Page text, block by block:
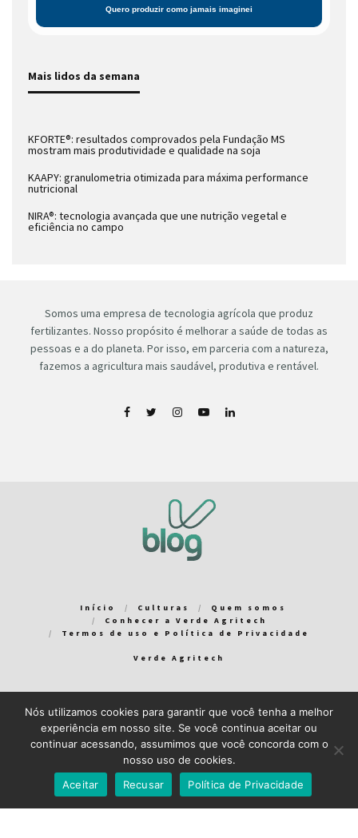
Mais lidos da semana
KFORTE®: resultados comprovados pela Fundação MS
mostram mais produtividade e qualidade na soja
KAAPY: granulometria otimizada para máxima performance
nutricional
NIRA®: tecnologia avançada que une nutrição vegetal e
eficiência no campo
Somos uma empresa de tecnologia agrícola que produz
fertilizantes. Nosso propósito é melhorar a saúde de todas as
pessoas e a do planeta. Por isso, em parceria com a natureza,
fazemos a agricultura mais saudável, produtiva e rentável.
Início Culturas
Quem somos
Conhecer a Verde Agritech
Termos de uso e Política de Privacidade
Verde Agritech
Bem-vindo ao Verde Blog! Para que a sua experiência em nosso
blog seja a melhor possível, utilizamos cookies. Você pode
aceitar ou gerenciar seus cookiesaqui.
Recuso Close GDPR Cookie Banner
Nós utilizamos cookies para garantir que você tenha a melhor
experiência em nosso site. Se você continua aceitar ou
continuar acessando, assumimos que você concorda com o
nosso uso de cookies.
Aceitar
Recusar Política de Privacidade